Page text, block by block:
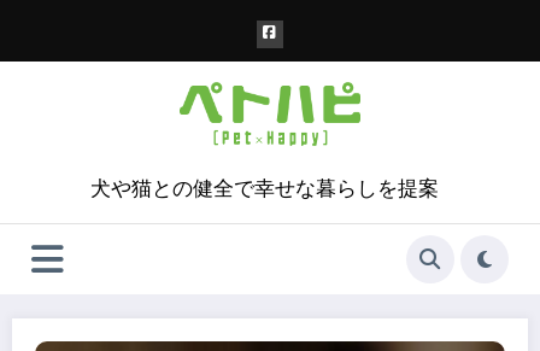
犬や猫との健全で幸せな暮らしを提案